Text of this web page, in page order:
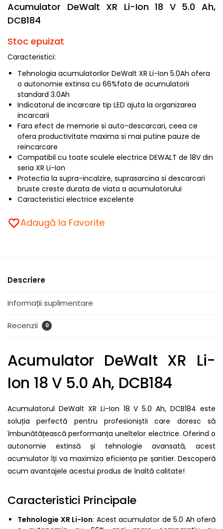
Acumulator DeWalt XR Li-Ion 18 V 5.0 Ah,
DCB184
Stoc epuizat
Caracteristici:
Tehnologia acumulatorilor DeWalt XR Li-Ion 5.0Ah ofera
o autonomie extinsa cu 66%fata de acumulatorii
standard 3.0Ah
Indicatorul de incarcare tip LED ajuta la organizarea
incarcarii
Fara efect de memorie si auto-descarcari, ceea ce
ofera productivitate maxima si mai putine pauze de
reincarcare
Compatibil cu toate sculele electrice DEWALT de 18V din
seria XR Li-Ion
Protectia la supra-incalzire, suprasarcina si descarcari
bruste creste durata de viata a acumulatorului
Caracteristici electrice excelente
Adaugă la Favorite
Descriere
Informații suplimentare
Recenzii 0
Acumulator DeWalt XR Li-
Ion 18 V 5.0 Ah, DCB184
Acumulatorul DeWalt XR Li-Ion 18 V 5.0 Ah, DCB184 este
soluția perfectă pentru profesioniștii care doresc să
îmbunătățească performanța uneltelor electrice. Oferind o
autonomie extinsă și tehnologie avansată, acest
acumulator îți va maximiza eficiența pe șantier. Descoperă
acum avantajele acestui produs de înaltă calitate!
Caracteristici Principale
Tehnologie XR Li-Ion: Acest acumulator de 5.0 Ah oferă